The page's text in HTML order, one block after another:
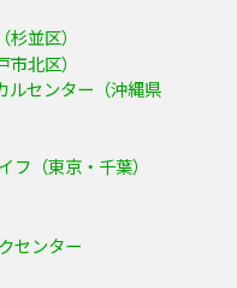
並区）
北区）
センター（沖縄県
フ（東京・千葉）
センター